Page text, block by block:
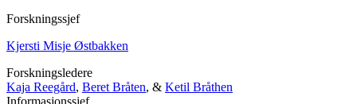
Forskningssjef
Kjersti Misje Østbakken
Forskningsledere
Kaja Reegård, Beret Bråten, & Ketil Bråthen